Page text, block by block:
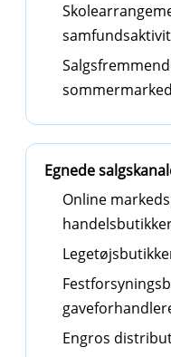
Egnede
Online
Engros